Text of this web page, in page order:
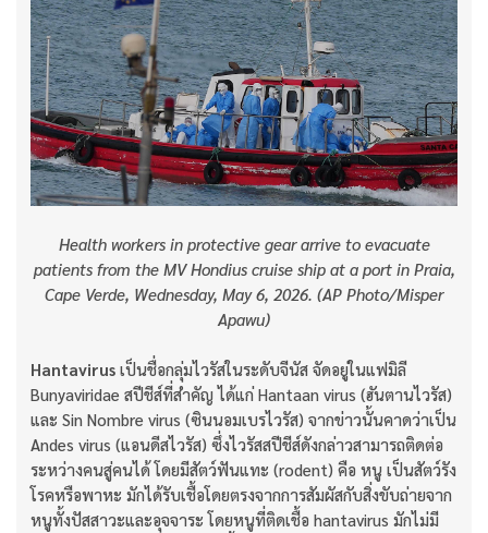
Health workers in protective gear arrive to evacuate
patients from the MV Hondius cruise ship at a port in Praia,
Cape Verde, Wednesday, May 6, 2026. (AP Photo/Misper
Apawu)
Hantavirus เป็นชื่อกลุ่มไวรัสในระดับจีนัส จัดอยู่ในแฟมิลี
Bunyaviridae สปีชีส์ที่สำคัญ ได้แก่ Hantaan virus (ฮันตานไวรัส)
และ Sin Nombre virus (ซินนอมเบรไวรัส) จากข่าวนั้นคาดว่าเป็น
Andes virus (แอนดีสไวรัส) ซึ่งไวรัสสปีชีส์ดังกล่าวสามารถติดต่อ
ระหว่างคนสู่คนได้ โดยมีสัตว์ฟันแทะ (rodent) คือ หนู เป็นสัตว์รัง
โรคหรือพาหะ มักได้รับเชื้อโดยตรงจากการสัมผัสกับสิ่งขับถ่ายจาก
หนูทั้งปัสสาวะและอุจจาระ โดยหนูที่ติดเชื้อ hantavirus มักไม่มี